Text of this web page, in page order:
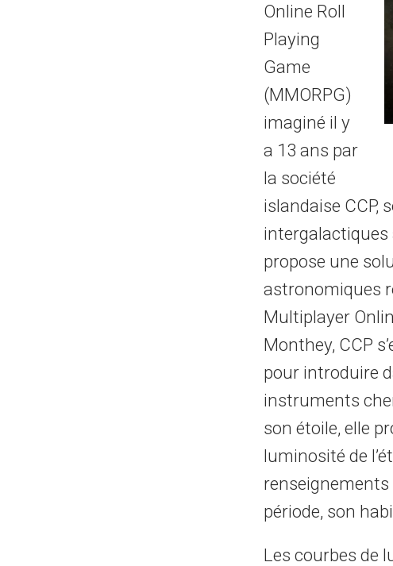
Online Roll
Playing
Game
(MMORPG)
imaginé il y
a 13 ans par
la société
islandaise CCP,
intergalactiques
propose une
astronomiques
Multiplayer
Monthey, CCP
pour introduire
instruments
son étoile, elle
luminosité de
renseignements
période, son
Les courbes de